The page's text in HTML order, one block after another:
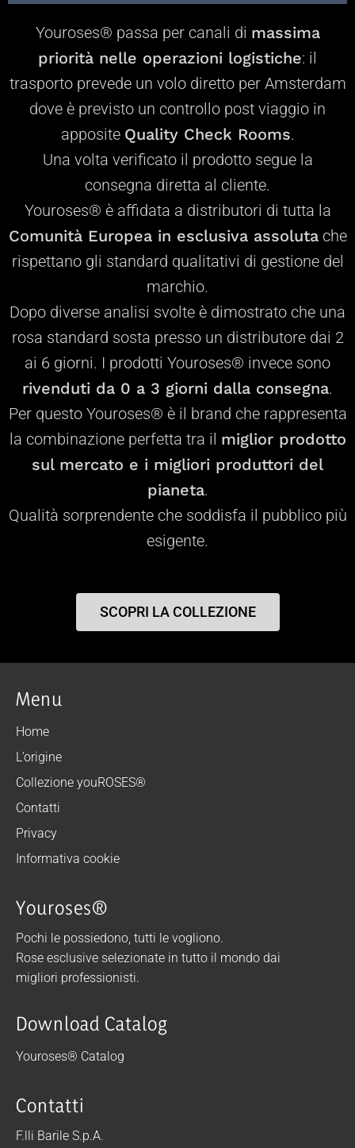
Youroses® passa per canali di massima
priorità nelle operazioni logistiche: il
trasporto prevede un volo diretto per Amsterdam
dove è previsto un controllo post viaggio in
apposite Quality Check Rooms.
Una volta verificato il prodotto segue la
consegna diretta al cliente.
Youroses® è affidata a distributori di tutta la
Comunità Europea in esclusiva assolutache
rispettano gli standard qualitativi di gestione del
marchio.
Dopo diverse analisi svolte è dimostrato che una
rosa standard sosta presso un distributore dai 2
ai 6 giorni. I prodotti Youroses® invece sono
rivenduti da 0 a 3 giorni dalla consegna.
Per questo Youroses® è il brand che rappresenta
la combinazione perfetta tra il miglior prodotto
sul mercato e i migliori produttori del
pianeta.
Qualità sorprendente che soddisfa il pubblico più
esigente.
SCOPRI LA COLLEZIONE
Menu
Home
L’origine
Collezione youROSES®
Contatti
Privacy
Informativa cookie
Youroses®
Pochi le possiedono, tutti le vogliono.
Rose esclusive selezionate in tutto il mondo dai
migliori professionisti.
Download Catalog
Youroses® Catalog
Contatti
F.lli Barile S.p.A.